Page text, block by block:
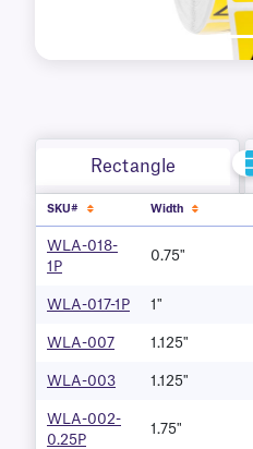
Rectangle
SKU# Width
WLA-018-
1P
0.75"
WLA-017-1P 1"
WLA-007 1.125"
WLA-003 1.125"
WLA-002-
0.25P
1.75"